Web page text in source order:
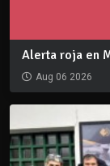
Alerta roja en
Aug 06 2026